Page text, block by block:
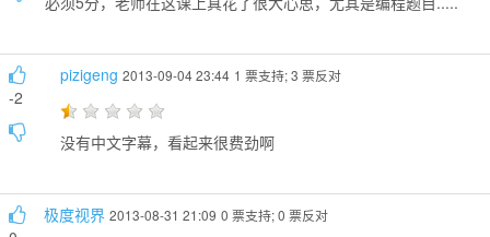
-2
pizigeng 2013-09-04 23:44 1 票支持; 3 票反对
没有中文字幕，看起来很费劲啊
极度视界 2013-08-31 21:09 0 票支持; 0 票反对